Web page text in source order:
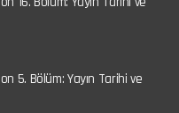
5. Bölüm: Yayın Tarihi ve